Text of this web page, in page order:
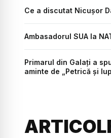
Ce a discutat Nicușor
Ambasadorul SUA la
Primarul din Galați a
aminte de „Petrică și